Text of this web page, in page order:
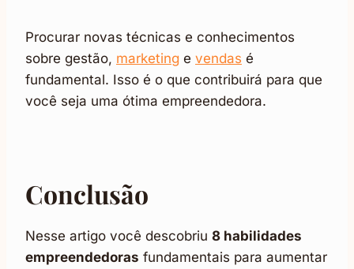
Procurar novas técnicas e conhecimentos
sobre gestão, marketing e vendas é
fundamental. Isso é o que contribuirá para que
você seja uma ótima empreendedora.
Conclusão
Nesse artigo você descobriu 8 habilidades
empreendedoras fundamentais para aumentar